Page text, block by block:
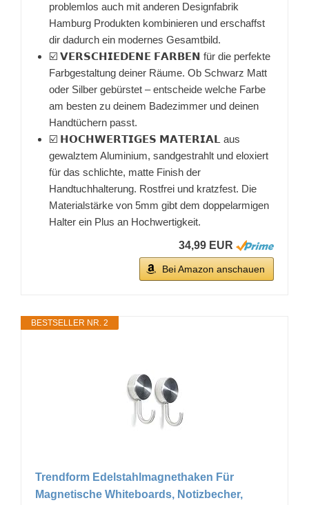
problemlos auch mit anderen Designfabrik
Hamburg Produkten kombinieren und erschaffst
dir dadurch ein modernes Gesamtbild.
☑️ 𝗩𝗘𝗥𝗦𝗖𝗛𝗜𝗘𝗗𝗘𝗡𝗘 𝗙𝗔𝗥𝗕𝗘𝗡 für die perfekte
Farbgestaltung deiner Räume. Ob Schwarz Matt
oder Silber gebürstet – entscheide welche Farbe
am besten zu deinem Badezimmer und deinen
Handtüchern passt.
☑️ 𝗛𝗢𝗖𝗛𝗪𝗘𝗥𝗧𝗜𝗚𝗘𝗦 𝗠𝗔𝗧𝗘𝗥𝗜𝗔𝗟 aus
gewalztem Aluminium, sandgestrahlt und eloxiert
für das schlichte, matte Finish der
Handtuchhalterung. Rostfrei und kratzfest. Die
Materialstärke von 5mm gibt dem doppelarmigen
Halter ein Plus an Hochwertigkeit.
34,99 EUR
Bei Amazon anschauen
BESTSELLER NR. 2
Trendform Edelstahlmagnethaken Für
Magnetische Whiteboards, Notizbecher,